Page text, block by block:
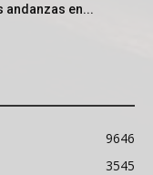
andanzas en...
9646
3545